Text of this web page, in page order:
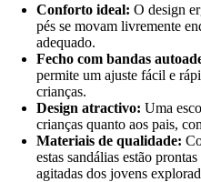
Conforto ideal: O design
pés se movam livremente
adequado.
Fecho com bandas
permite um ajuste fácil e
crianças.
Design atractivo: Uma
crianças quanto aos pais,
Materiais de qualidade:
estas sandálias estão
agitadas dos jovens